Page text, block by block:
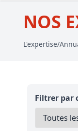
NOS
L'expertise/
Filtrer par